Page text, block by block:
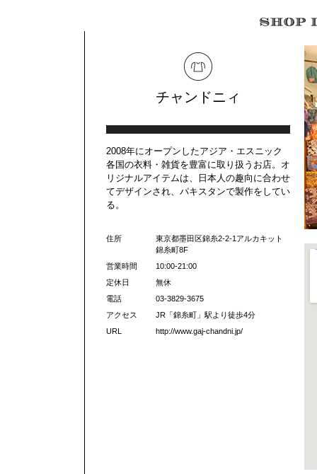
チャンドニィ
2008年にオープンしたアジア・エスニック
各国の衣料・雑貨を豊富に取り扱うお店。オ
リジナルアイテムは、日本人の趣向に合わせ
てデザインされ、パキスタンで製作をしてい
る。
住所
東京都墨田区錦糸2-2-1アルカキット
錦糸町8F
営業時間
10:00-21:00
定休日
無休
電話
03-3829-3675
アクセス
JR「錦糸町」駅より徒歩4分
URL
http://www.gaj-chandni.jp/